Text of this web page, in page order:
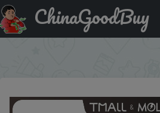
Придбати по знижці 444 от 1500
mAh power bank with LED display
ChinaGoodBuy